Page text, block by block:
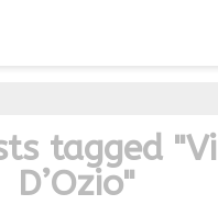
tagged
D’Ozio"